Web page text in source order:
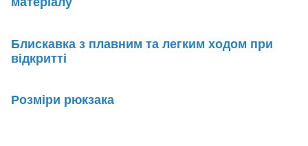
Блискавка з плавним та легким ходом при
відкритті
Розміри рюкзака